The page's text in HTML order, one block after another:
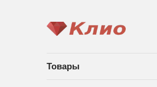
Товары